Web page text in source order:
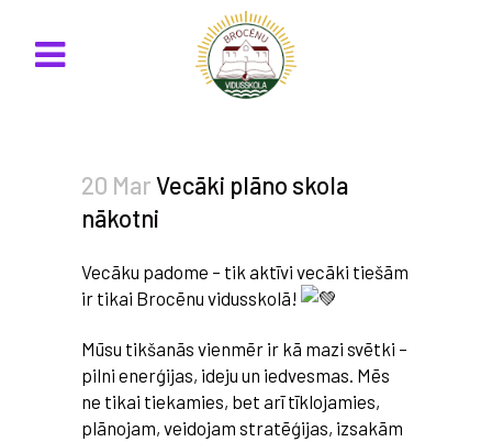
20 MarVecāki plāno skola
nākotni
Vecāku padome – tik aktīvi vecāki tiešām
ir tikai Brocēnu vidusskolā!
Mūsu tikšanās vienmēr ir kā mazi svētki –
pilni enerģijas, ideju un iedvesmas. Mēs
ne tikai tiekamies, bet arī tīklojamies,
plānojam, veidojam stratēģijas, izsakām